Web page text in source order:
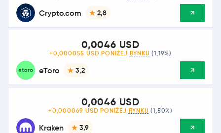
Crypto.com 2,8
eToro 3,2
0,0046 USD
+0,000055 USD PONIŻEJ RYNKU (1,19%)
Kraken 3,9
0,0046 USD
+0,000069 USD PONIŻEJ RYNKU (1,50%)